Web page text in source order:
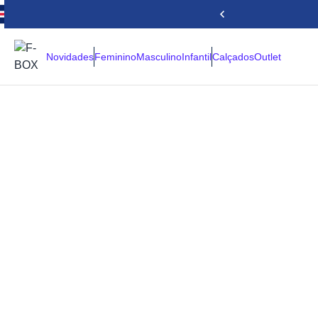
NovidadesFemininoMasculinoInfantilCalçadosOutlet